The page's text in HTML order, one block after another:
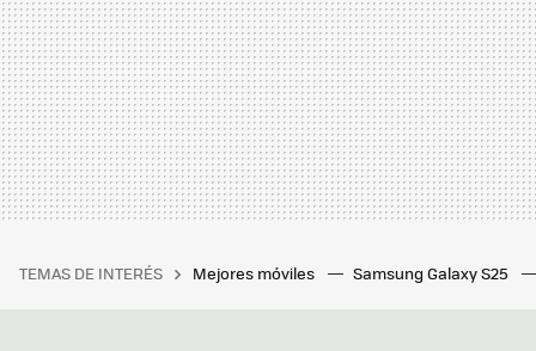
TEMAS DE INTERÉS Mejores móviles Samsung Galaxy S25